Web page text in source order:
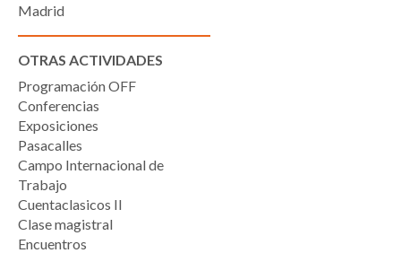
Madrid
OTRAS ACTIVIDADES
Programación OFF
Conferencias
Exposiciones
Pasacalles
Campo Internacional de
Trabajo
Cuentaclasicos II
Clase magistral
Encuentros